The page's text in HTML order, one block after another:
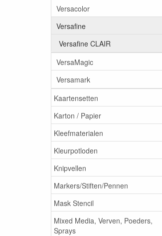
Versacolor
Versafine
Versafine CLAIR
VersaMagic
Versamark
Kaartensetten
Karton / Papier
Kleefmaterialen
Kleurpotloden
Knipvellen
Markers/Stiften/Pennen
Mask Stencil
Mixed Media, Verven, Poeders,
Sprays